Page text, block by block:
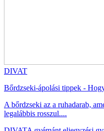
DIVAT
Bőrdzseki-ápolási tippek -
A bőrdzseki az a ruhadarab,
legalábbis rosszul....